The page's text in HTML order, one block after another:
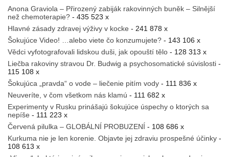
Anona Graviola – Přirozený zabiják rakovinných buněk – Silnější
než chemoterapie? - 435 523 x
Hlavné zásady zdravej výživy v kocke - 241 878 x
Šokujúce Video! …alebo viete čo konzumujete? - 143 106 x
Vědci vyfotografovali lidskou duši, jak opouští tělo - 128 313 x
Liečba rakoviny stravou Dr. Budwig a psychosomatické súvislosti -
115 108 x
Šokujúca „pravda“ o vode – liečenie pitím vody - 111 836 x
Neuveríte, v čom všetkom nás klamú - 111 682 x
Experimenty v Rusku prinášajú šokujúce úspechy o ktorých sa
nepíše - 111 223 x
Červená pilulka – GLOBÁLNÍ PROBUZENÍ - 108 686 x
Kurkuma nie je len korenie. Objavte jej zdraviu prospešné účinky -
108 613 x